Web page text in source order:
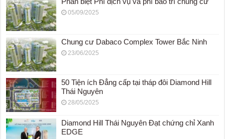
05/09/2025
Chung cư Dabaco Complex Tower Bắc Ninh
23/06/2025
50 Tiện ích Đẳng cấp tại tháp đôi Diamond Hill
Thái Nguyên
28/05/2025
Diamond Hill Thái Nguyên Đạt chứng chỉ Xanh
EDGE